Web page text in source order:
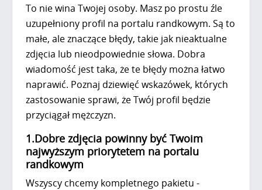
To nie wina Twojej osoby. Masz po prostu źle
uzupełniony profil na portalu randkowym. Są to
małe, ale znaczące błędy, takie jak nieaktualne
zdjęcia lub nieodpowiednie słowa. Dobra
wiadomość jest taka, że te błędy można łatwo
naprawić. Poznaj dziewięć wskazówek, których
zastosowanie sprawi, że Twój profil będzie
przyciągał mężczyzn.
1.Dobre zdjęcia powinny być Twoim
najwyższym priorytetem na portalu
randkowym
Wszyscy chcemy kompletnego pakietu -